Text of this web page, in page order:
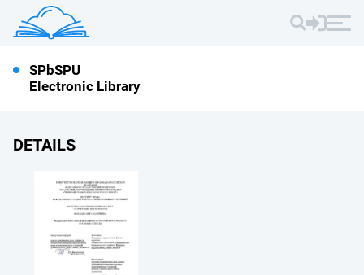
SPbSPU
Electronic Library
DETAILS